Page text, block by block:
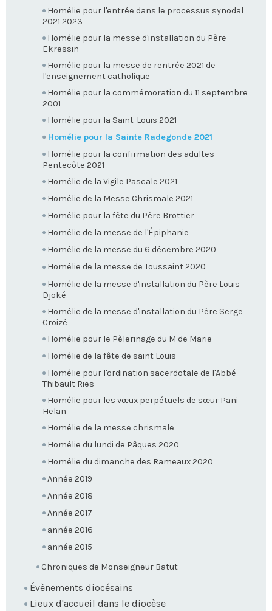
Homélie pour l'entrée dans le processus synodal
2021 2023
Homélie pour la messe d'installation du Père
Ekressin
Homélie pour la messe de rentrée 2021 de
l'enseignement catholique
Homélie pour la commémoration du 11 septembre
2001
Homélie pour la Saint-Louis 2021
Homélie pour la Sainte Radegonde 2021
Homélie pour la confirmation des adultes
Pentecôte 2021
Homélie de la Vigile Pascale 2021
Homélie de la Messe Chrismale 2021
Homélie pour la fête du Père Brottier
Homélie de la messe de l'Épiphanie
Homélie de la messe du 6 décembre 2020
Homélie de la messe de Toussaint 2020
Homélie de la messe d'installation du Père Louis
Djoké
Homélie de la messe d'installation du Père Serge
Croizé
Homélie pour le Pèlerinage du M de Marie
Homélie de la fête de saint Louis
Homélie pour l'ordination sacerdotale de l'Abbé
Thibault Ries
Homélie pour les vœux perpétuels de sœur Pani
Helan
Homélie de la messe chrismale
Homélie du lundi de Pâques 2020
Homélie du dimanche des Rameaux 2020
Année 2019
Année 2018
Année 2017
année 2016
année 2015
Chroniques de Monseigneur Batut
Évènements diocésains
Lieux d'accueil dans le diocèse